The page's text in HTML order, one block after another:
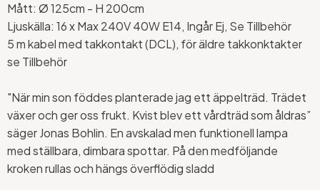
Mått: Ø 125cm - H 200cm
Ljuskälla: 16 x Max 240V 40W E14, Ingår Ej, Se Tillbehör
5 m kabel med takkontakt (DCL), för äldre takkonktakter
se Tillbehör
"När min son föddes planterade jag ett äppelträd. Trädet
växer och ger oss frukt. Kvist blev ett vårdträd som åldras”
säger Jonas Bohlin. En avskalad men funktionell lampa
med ställbara, dimbara spottar. På den medföljande
kroken rullas och hängs överflödig sladd